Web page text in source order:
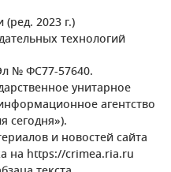
2023 г.)
технологий
№ ФС77-57640.
унитарное
агентство
сегодня»).
и новостей сайта
на https://crimea.ria.ru